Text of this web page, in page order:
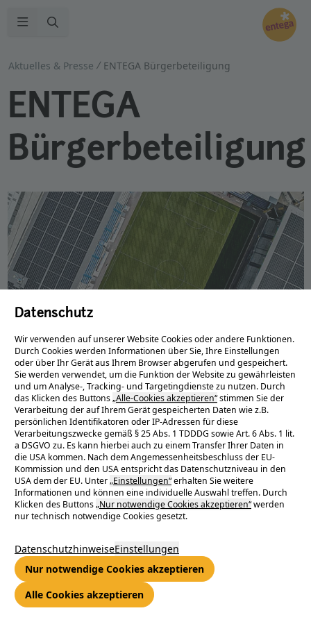
Datenschutz
Wir verwenden auf unserer Website Cookies oder andere Funktionen.
Durch Cookies werden Informationen über Sie, Ihre Einstellungen
oder über Ihr Gerät aus Ihrem Browser abgerufen und gespeichert.
Sie werden verwendet, um die Funktion der Website zu gewährleisten
und um Analyse-, Tracking- und Targetingdienste zu nutzen. Durch
das Klicken des Buttons„Alle-Cookies akzeptieren“stimmen Sie der
Verarbeitung der auf Ihrem Gerät gespeicherten Daten wie z.B.
persönlichen Identifikatoren oder IP-Adressen für diese
Verarbeitungszwecke gemäß § 25 Abs. 1 TDDDG sowie Art. 6 Abs. 1 lit.
a DSGVO zu. Es kann hierbei auch zu einem Transfer Ihrer Daten in
die USA kommen. Nach dem Angemessenheitsbeschluss der EU-
Kommission und den USA entspricht das Datenschutzniveau in den
USA dem der EU. Unter„Einstellungen“erhalten Sie weitere
Informationen und können eine individuelle Auswahl treffen. Durch
Klicken des Buttons„Nur notwendige Cookies akzeptieren“werden
nur technisch notwendige Cookies gesetzt.
DatenschutzhinweiseEinstellungen
Nur notwendige Cookies akzeptieren
Alle Cookies akzeptieren
Aktuelles & Presse ENTEGA Bürgerbeteiligung
ENTEGA
Bürgerbeteiligung
Die Bürgerbeteiligung in die
Solaranlage auf dem Merck-
Stadion.
Haupttribüne und der Gegengerade eine Photovoltaikanlage
mit rund 2.900 Modulen. Dabei sollen circa 46 % des
produzierten Stroms direkt im Stadion verwendet werden. Der
nicht genutzte Strom wird in das Verteilnetz eingespeist und